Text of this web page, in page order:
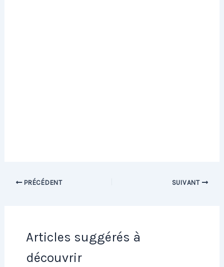
PRÉCÉDENT SUIVANT
Articles suggérés à
découvrir